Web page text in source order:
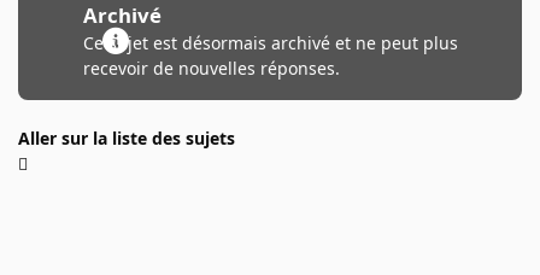
Archivé
Ce sujet est désormais archivé et ne peut plus
recevoir de nouvelles réponses.
Aller sur la liste des sujets